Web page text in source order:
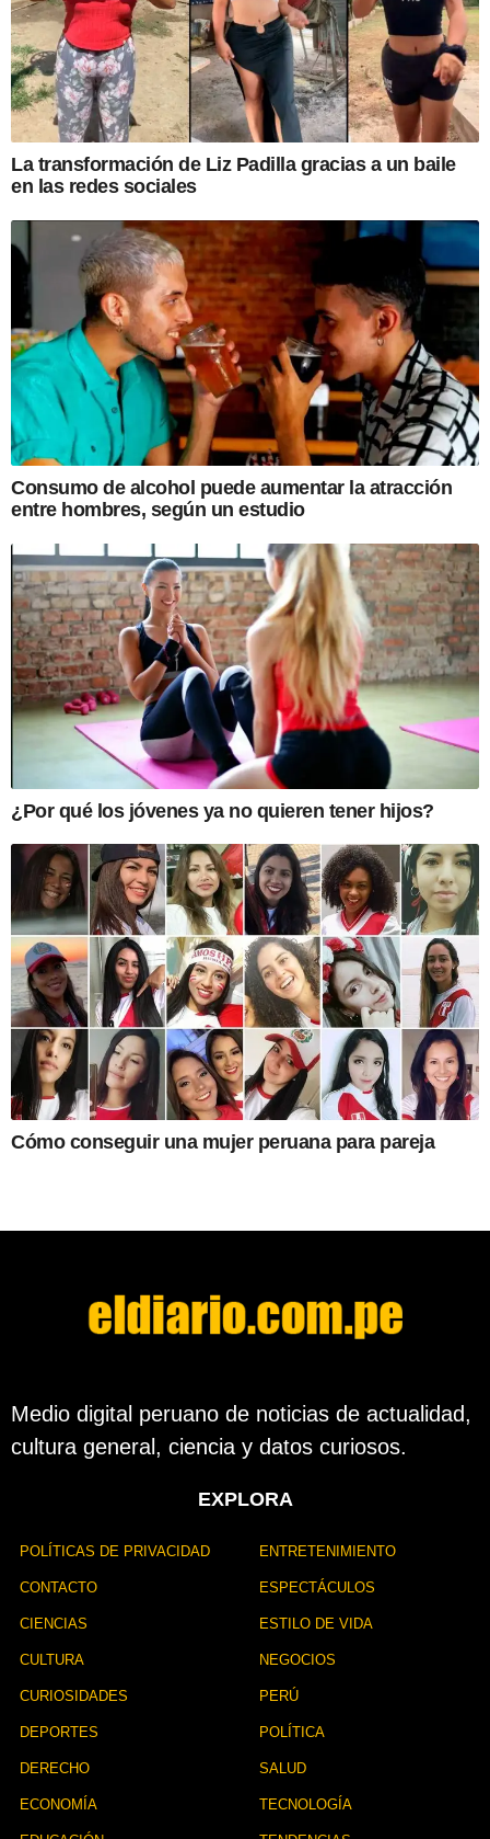
La transformación de Liz Padilla gracias a un baile
en las redes sociales
Consumo de alcohol puede aumentar la atracción
entre hombres, según un estudio
¿Por qué los jóvenes ya no quieren tener hijos?
Cómo conseguir una mujer peruana para pareja
Medio digital peruano de noticias de actualidad,
cultura general, ciencia y datos curiosos.
EXPLORA
POLÍTICAS DE PRIVACIDAD
CONTACTO
CIENCIAS
CULTURA
CURIOSIDADES
DEPORTES
DERECHO
ECONOMÍA
ENTRETENIMIENTO
ESPECTÁCULOS
ESTILO DE VIDA
NEGOCIOS
PERÚ
POLÍTICA
SALUD
TECNOLOGÍA